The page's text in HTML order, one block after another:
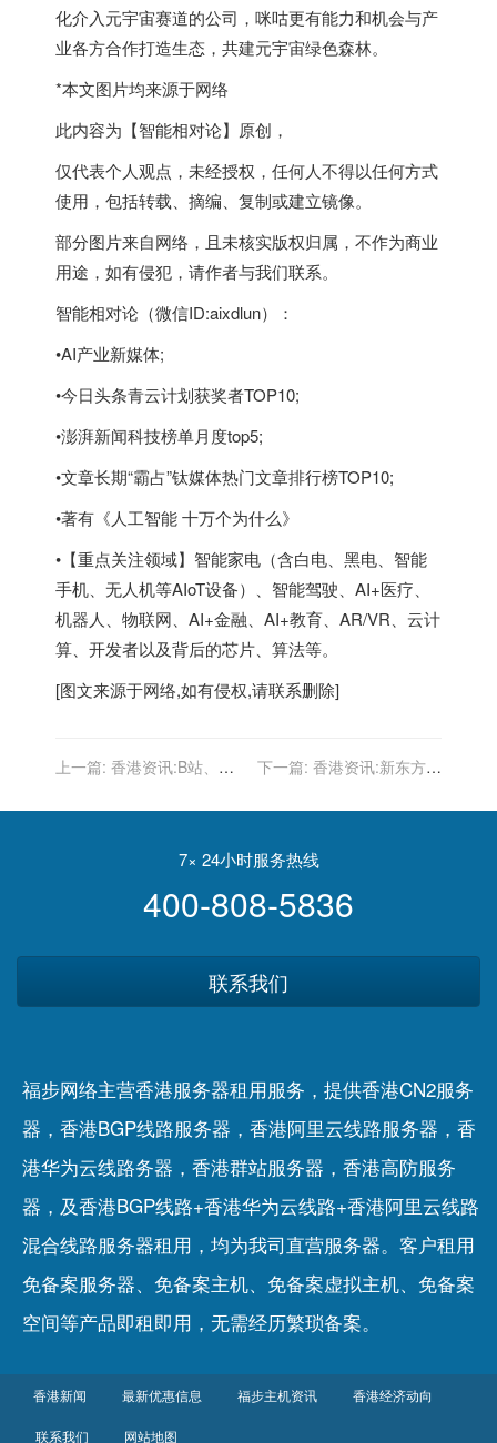
化介入元宇宙赛道的公司，咪咕更有能力和机会与产
业各方合作打造生态，共建元宇宙绿色森林。
*本文图片均来源于网络
此内容为【智能相对论】原创，
仅代表个人观点，未经授权，任何人不得以任何方式
使用，包括转载、摘编、复制或建立镜像。
部分图片来自网络，且未核实版权归属，不作为商业
用途，如有侵犯，请作者与我们联系。
智能相对论（微信ID:aixdlun）：
•AI产业新媒体;
•今日头条青云计划获奖者TOP10;
•澎湃新闻科技榜单月度top5;
•文章长期“霸占”钛媒体热门文章排行榜TOP10;
•著有《人工智能 十万个为什么》
•【重点关注领域】智能家电（含白电、黑电、智能
手机、无人机等AIoT设备）、智能驾驶、AI+医疗、
机器人、物联网、AI+金融、AI+教育、AR/VR、云计
算、开发者以及背后的芯片、算法等。
[图文来源于网络,如有侵权,请联系删除]
上一篇: 香港资讯:B站、爱
下一篇: 香港资讯:新东方因
7× 24小时服务热线
400-808-5836
联系我们
福步网络主营香港服务器租用服务，提供香港CN2服务
器，香港BGP线路服务器，香港阿里云线路服务器，香
港华为云线路务器，香港群站服务器，香港高防服务
器，及香港BGP线路+香港华为云线路+香港阿里云线路
混合线路服务器租用，均为我司直营服务器。客户租用
免备案服务器、 免备案主机、 免备案虚拟主机、 免备案
空间等产品即租即用，无需经历繁琐备案。
香港新闻 最新优惠信息 福步主机资讯 香港经济动向
联系我们 网站地图